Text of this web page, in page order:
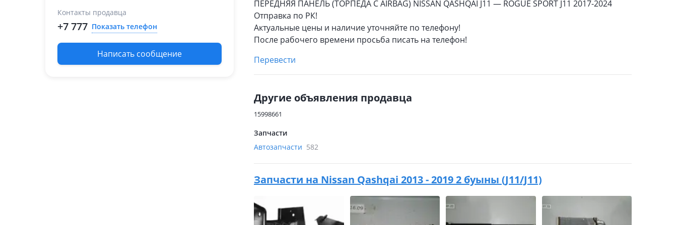
Контакты продавца
+7 777 Показать телефон
Написать сообщение
ПЕРЕДНЯЯ ПАНЕЛЬ (ТОРПЕДА С AIRBAG) NISSAN QASHQAI J11 — ROGUE SPORT J11 2017-2024
Отправка по РК!
Актуальные цены и наличие уточняйте по телефону!
После рабочего времени просьба писать на телефон!
Перевести
Другие объявления продавца
15998661
Запчасти
Автозапчасти 582
Запчасти на Nissan Qashqai 2013 - 2019 2 буыны (J11/J11)